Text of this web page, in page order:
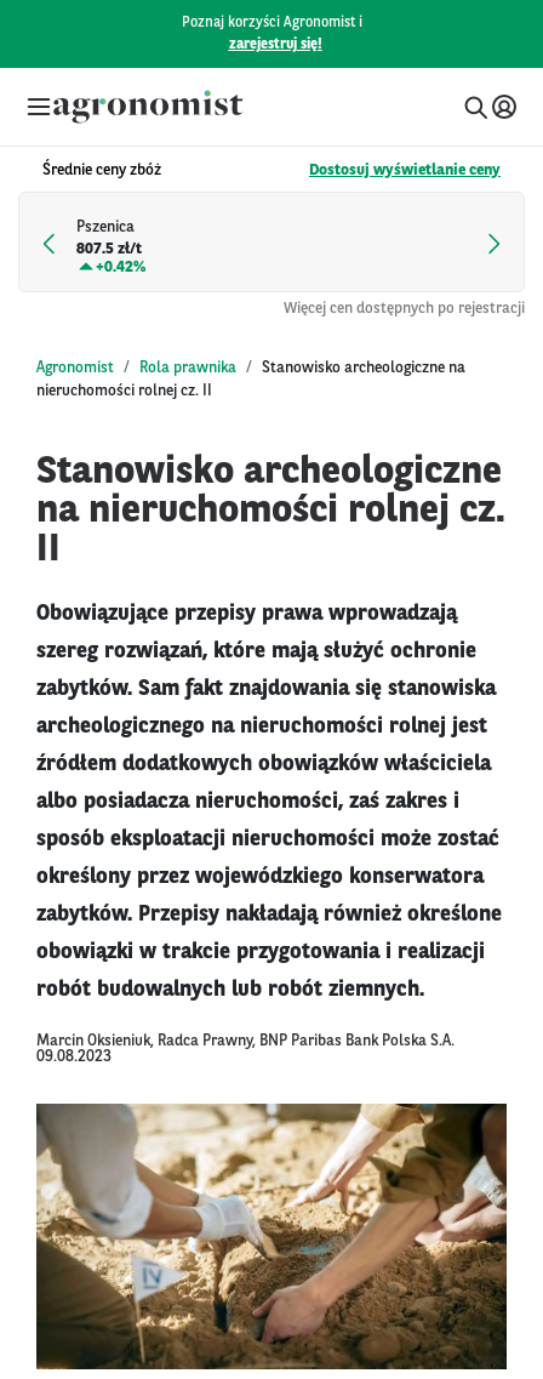
Poznaj korzyści Agronomist i
zarejestruj się!
Średnie ceny zbóż Dostosuj wyświetlanie ceny
Pszenica
807.5 zł/t
+0.42%
Więcej cen dostępnych po rejestracji
Agronomist Rola prawnika
Stanowisko archeologiczne na
nieruchomości rolnej cz. II
Stanowisko archeologiczne
na nieruchomości rolnej cz.
II
Obowiązujące przepisy prawa wprowadzają
szereg rozwiązań, które mają służyć ochronie
zabytków. Sam fakt znajdowania się stanowiska
archeologicznego na nieruchomości rolnej jest
źródłem dodatkowych obowiązków właściciela
albo posiadacza nieruchomości, zaś zakres i
sposób eksploatacji nieruchomości może zostać
określony przez wojewódzkiego konserwatora
zabytków. Przepisy nakładają również określone
obowiązki w trakcie przygotowania i realizacji
robót budowalnych lub robót ziemnych.
Marcin Oksieniuk, Radca Prawny, BNP Paribas Bank Polska S.A.
09.08.2023